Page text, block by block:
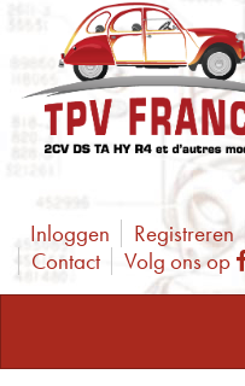
Inloggen Registreren
Contact
Volg ons op